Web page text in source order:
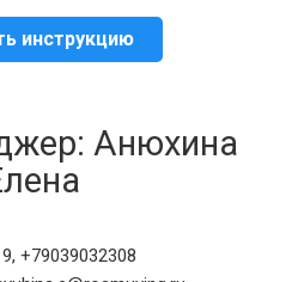
инструкцию
Анюхина
+79039032308